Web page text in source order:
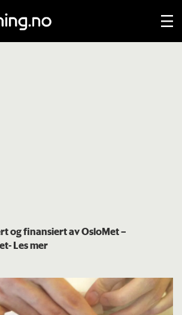
og finansiert av OsloMet –
- Les mer